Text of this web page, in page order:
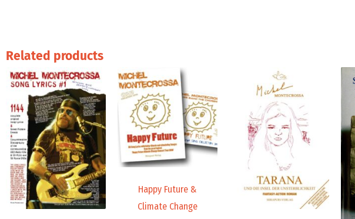
Related products
Happy Future &
Climate Change
through
35,00 €
through
16,00 €